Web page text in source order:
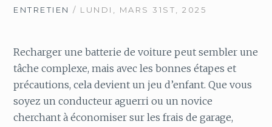
ENTRETIEN / LUNDI, MARS 31ST, 2025
Recharger une batterie de voiture peut sembler une
tâche complexe, mais avec les bonnes étapes et
précautions, cela devient un jeu d’enfant. Que vous
soyez un conducteur aguerri ou un novice
cherchant à économiser sur les frais de garage,